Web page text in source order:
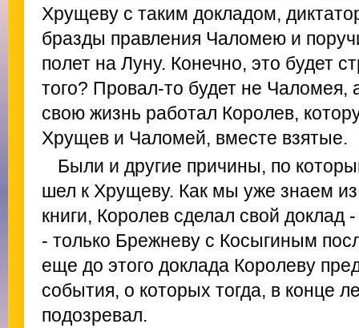
Хрущеву с таким докладом,
бразды правления Чаломею и
полет на Луну. Конечно, это будет
того? Провал-то будет не Чаломея,
свою жизнь работал Королев,
Хрущев и Чаломей, вместе взятые.
Были и другие причины, по
шел к Хрущеву. Как мы уже знаем
книги, Королев сделал свой доклад
- только Брежневу с Косыгиным
еще до этого доклада Королеву
события, о которых тогда, в конце
подозревал.